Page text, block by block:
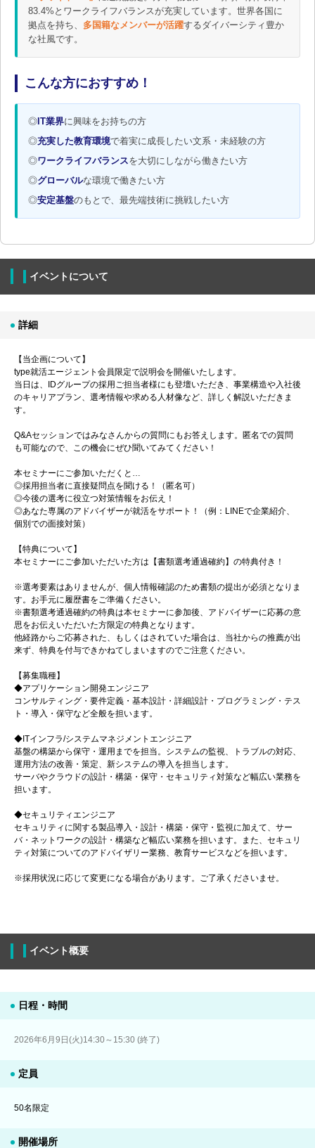
83.4%とワークライフバランスが充実しています。世界各国に
拠点を持ち、 多国籍なメンバーが活躍するダイバーシティ豊か
な社風です。
こんな方におすすめ！
◎ IT業界に興味をお持ちの方
◎充実した教育環境で着実に成長したい文系・未経験の方
◎ワークライフバランスを大切にしながら働きたい方
◎グローバルな環境で働きたい方
◎安定基盤のもとで、最先端技術に挑戦したい方
イベントについて
詳細
【当企画について】
type就活エージェント会員限定で説明会を開催いたします。
当日は、IDグループの採用ご担当者様にも登壇いただき、事業構造や入社後
のキャリアプラン、選考情報や求める人材像など、詳しく解説いただきま
す。
Q&Aセッションではみなさんからの質問にもお答えします。匿名での質問
も可能なので、この機会にぜひ聞いてみてください！
本セミナーにご参加いただくと…
◎採用担当者に直接疑問点を聞ける！（匿名可）
◎今後の選考に役立つ対策情報をお伝え！
◎あなた専属のアドバイザーが就活をサポート！（例：LINEで企業紹介、
個別での面接対策）
【特典について】
本セミナーにご参加いただいた方は【書類選考通過確約】の特典付き！
※選考要素はありませんが、個人情報確認のため書類の提出が必須となりま
す。お手元に履歴書をご準備ください。
※書類選考通過確約の特典は本セミナーに参加後、アドバイザーに応募の意
思をお伝えいただいた方限定の特典となります。
他経路からご応募された、もしくはされていた場合は、当社からの推薦が出
来ず、特典を付与できかねてしまいますのでご注意ください。
【募集職種】
◆アプリケーション開発エンジニア
コンサルティング・要件定義・基本設計・詳細設計・プログラミング・テス
ト・導入・保守など全般を担います。
◆ITインフラ/システムマネジメントエンジニア
基盤の構築から保守・運用までを担当。システムの監視、トラブルの対応、
運用方法の改善・策定、新システムの導入を担当します。
サーバやクラウドの設計・構築・保守・セキュリティ対策など幅広い業務を
担います。
◆セキュリティエンジニア
セキュリティに関する製品導入・設計・構築・保守・監視に加えて、サー
バ・ネットワークの設計・構築など幅広い業務を担います。また、セキュリ
ティ対策についてのアドバイザリー業務、教育サービスなどを担います。
※採用状況に応じて変更になる場合があります。ご了承くださいませ。
イベント概要
日程・時間
2026年6月9日(火)14:30～15:30 (終了)
定員
50名限定
開催場所